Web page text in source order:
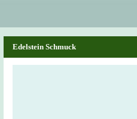
Edelstein Schmuck